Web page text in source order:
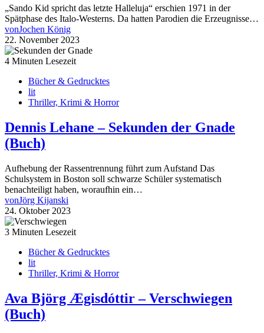
„Sando Kid spricht das letzte Halleluja“ erschien 1971 in der
Spätphase des Italo-Westerns. Da hatten Parodien die Erzeugnisse…
vonJochen König
22. November 2023
4 Minuten Lesezeit
Bücher & Gedrucktes
lit
Thriller, Krimi & Horror
Dennis Lehane – Sekunden der Gnade
(Buch)
Aufhebung der Rassentrennung führt zum Aufstand Das
Schulsystem in Boston soll schwarze Schüler systematisch
benachteiligt haben, woraufhin ein…
vonJörg Kijanski
24. Oktober 2023
3 Minuten Lesezeit
Bücher & Gedrucktes
lit
Thriller, Krimi & Horror
Ava Björg Ægisdóttir – Verschwiegen
(Buch)